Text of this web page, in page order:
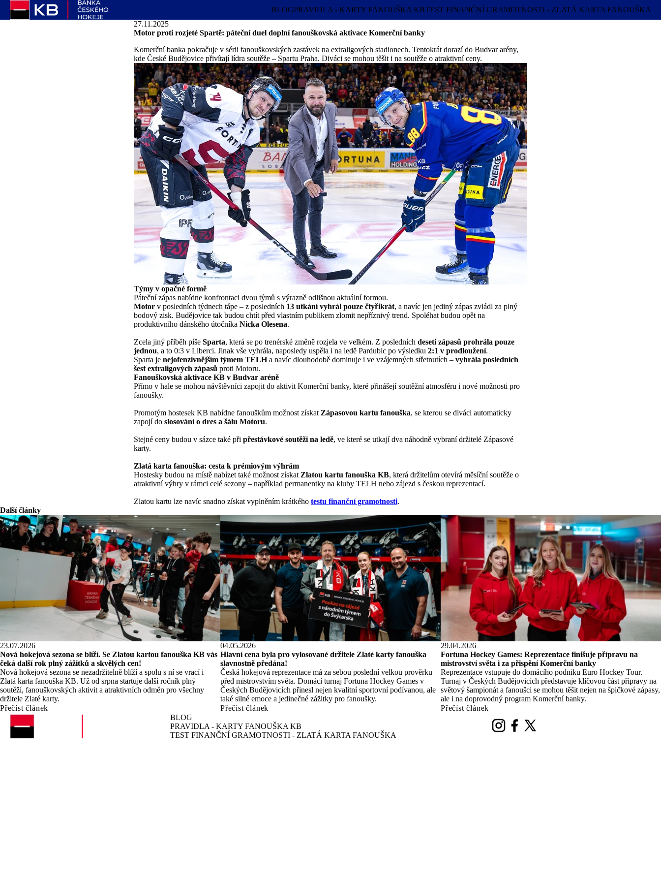
BLOGPRAVIDLA - KARTY FANOUŠKA KBTEST FINANČNÍ GRAMOTNOSTI - ZLATÁ KARTA FANOUŠKA
27.11.2025
Motor proti rozjeté Spartě: páteční duel doplní fanouškovská aktivace Komerční banky
Komerční banka pokračuje v sérii fanouškovských zastávek na extraligových stadionech. Tentokrát dorazí do Budvar arény,
kde České Budějovice přivítají lídra soutěže – Spartu Praha. Diváci se mohou těšit i na soutěže o atraktivní ceny.
Týmy v opačné formě
Páteční zápas nabídne konfrontaci dvou týmů s výrazně odlišnou aktuální formou.
Motor v posledních týdnech tápe – z posledních 13 utkání vyhrál pouze čtyřikrát, a navíc jen jediný zápas zvládl za plný
bodový zisk. Budějovice tak budou chtít před vlastním publikem zlomit nepříznivý trend. Spoléhat budou opět na
produktivního dánského útočníka Nicka Olesena.
Zcela jiný příběh píše Sparta, která se po trenérské změně rozjela ve velkém. Z posledních deseti zápasů prohrála pouze
jednou, a to 0:3 v Liberci. Jinak vše vyhrála, naposledy uspěla i na ledě Pardubic po výsledku 2:1 v prodloužení.
Sparta je nejofenzivnějším týmem TELHa navíc dlouhodobě dominuje i ve vzájemných střetnutích – vyhrála posledních
šest extraligových zápasů proti Motoru.
Fanouškovská aktivace KB v Budvar aréně
Přímo v hale se mohou návštěvníci zapojit do aktivit Komerční banky, které přinášejí soutěžní atmosféru i nové možnosti pro
fanoušky.
Promotým hostesek KB nabídne fanouškům možnost získat Zápasovou kartu fanouška, se kterou se diváci automaticky
zapojí do slosování o dres a šálu Motoru.
Stejné ceny budou v sázce také při přestávkové soutěži na ledě, ve které se utkají dva náhodně vybraní držitelé Zápasové
karty.
Zlatá karta fanouška: cesta k prémiovým výhrám
Hostesky budou na místě nabízet také možnost získat Zlatou kartu fanouška KB, která držitelům otevírá měsíční soutěže o
atraktivní výhry v rámci celé sezony – například permanentky na kluby TELH nebo zájezd s českou reprezentací.
Zlatou kartu lze navíc snadno získat vyplněním krátkého testu finanční gramotnosti.
Další články
23.07.2026
Nová hokejová sezona se blíží. Se Zlatou kartou fanouška KB vás
čeká další rok plný zážitků a skvělých cen!
Nová hokejová sezona se nezadržitelně blíží a spolu s ní se vrací i
Zlatá karta fanouška KB. Už od srpna startuje další ročník plný
soutěží, fanouškovských aktivit a atraktivních odměn pro všechny
držitele Zlaté karty.
Přečíst článek
04.05.2026
Hlavní cena byla pro vylosované držitele Zlaté karty fanouška
slavnostně předána!
Česká hokejová reprezentace má za sebou poslední velkou prověrku
před mistrovstvím světa. Domácí turnaj Fortuna Hockey Games v
Českých Budějovicích přinesl nejen kvalitní sportovní podívanou, ale
také silné emoce a jedinečné zážitky pro fanoušky.
Přečíst článek
29.04.2026
Fortuna Hockey Games: Reprezentace finišuje přípravu na
mistrovství světa i za přispění Komerční banky
Reprezentace vstupuje do domácího podniku Euro Hockey Tour.
Turnaj v Českých Budějovicích představuje klíčovou část přípravy na
světový šampionát a fanoušci se mohou těšit nejen na špičkové zápasy,
ale i na doprovodný program Komerční banky.
Přečíst článek
BLOG
PRAVIDLA - KARTY FANOUŠKA KB
TEST FINANČNÍ GRAMOTNOSTI - ZLATÁ KARTA FANOUŠKA